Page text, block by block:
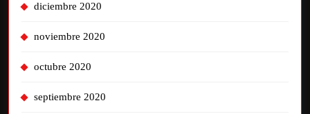
diciembre 2020
noviembre 2020
octubre 2020
septiembre 2020